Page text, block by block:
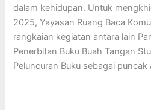
dalam kehidupan. Untuk
2025, Yayasan Ruang Baca
rangkaian kegiatan antara lain
Penerbitan Buku Buah Tangan
Peluncuran Buku sebagai puncak